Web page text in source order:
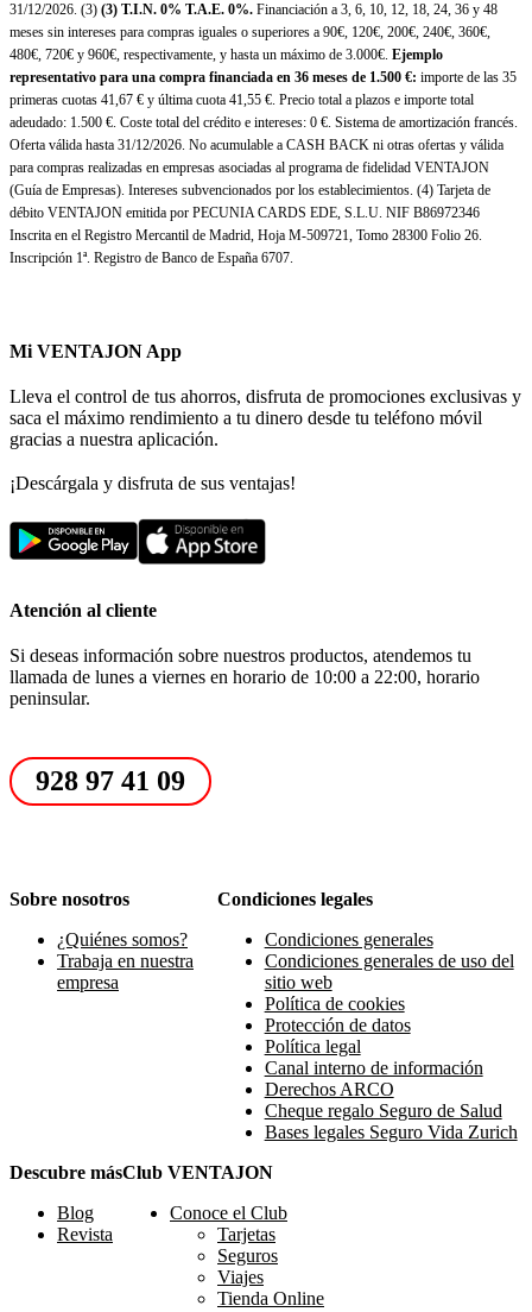
31/12/2026. (3) (3) T.I.N. 0% T.A.E. 0%. Financiación a 3, 6, 10, 12, 18, 24, 36 y 48
meses sin intereses para compras iguales o superiores a 90€, 120€, 200€, 240€, 360€,
480€, 720€ y 960€, respectivamente, y hasta un máximo de 3.000€. Ejemplo
representativo para una compra financiada en 36 meses de 1.500 €: importe de las 35
primeras cuotas 41,67 € y última cuota 41,55 €. Precio total a plazos e importe total
adeudado: 1.500 €. Coste total del crédito e intereses: 0 €. Sistema de amortización francés.
Oferta válida hasta 31/12/2026. No acumulable a CASH BACK ni otras ofertas y válida
para compras realizadas en empresas asociadas al programa de fidelidad VENTAJON
(Guía de Empresas). Intereses subvencionados por los establecimientos. (4) Tarjeta de
débito VENTAJON emitida por PECUNIA CARDS EDE, S.L.U. NIF B86972346
Inscrita en el Registro Mercantil de Madrid, Hoja M-509721, Tomo 28300 Folio 26.
Inscripción 1ª. Registro de Banco de España 6707.
Mi VENTAJON App
Lleva el control de tus ahorros, disfruta de promociones exclusivas y
saca el máximo rendimiento a tu dinero desde tu teléfono móvil
gracias a nuestra aplicación.
¡Descárgala y disfruta de sus ventajas!
Atención al cliente
Si deseas información sobre nuestros productos, atendemos tu
llamada de lunes a viernes en horario de 10:00 a 22:00, horario
peninsular.
928 97 41 09
Sobre nosotros
¿Quiénes somos?
Trabaja en nuestra
empresa
Condiciones legales
Condiciones generales
Condiciones generales de uso del
sitio web
Política de cookies
Protección de datos
Política legal
Canal interno de información
Derechos ARCO
Cheque regalo Seguro de Salud
Bases legales Seguro Vida Zurich
Descubre más
Blog
Revista
Club VENTAJON
Conoce el Club
Tarjetas
Seguros
Viajes
Tienda Online